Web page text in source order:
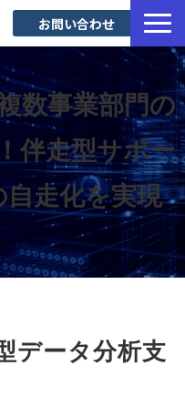
お問い合わせ
数事業部門の
伴走型サポー
自走化を実現
データ分析支